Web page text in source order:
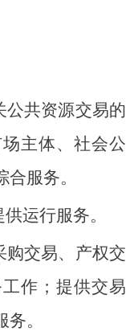
公共资源交易的
主体、社会公
服务。
运行服务。
购交易、产权交
作；提供交易
。